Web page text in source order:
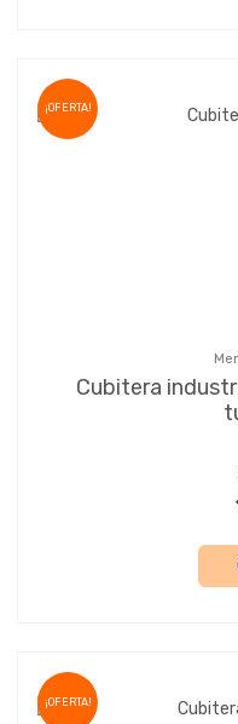
¡OFERTA!
Cubitera
¡OFERTA!